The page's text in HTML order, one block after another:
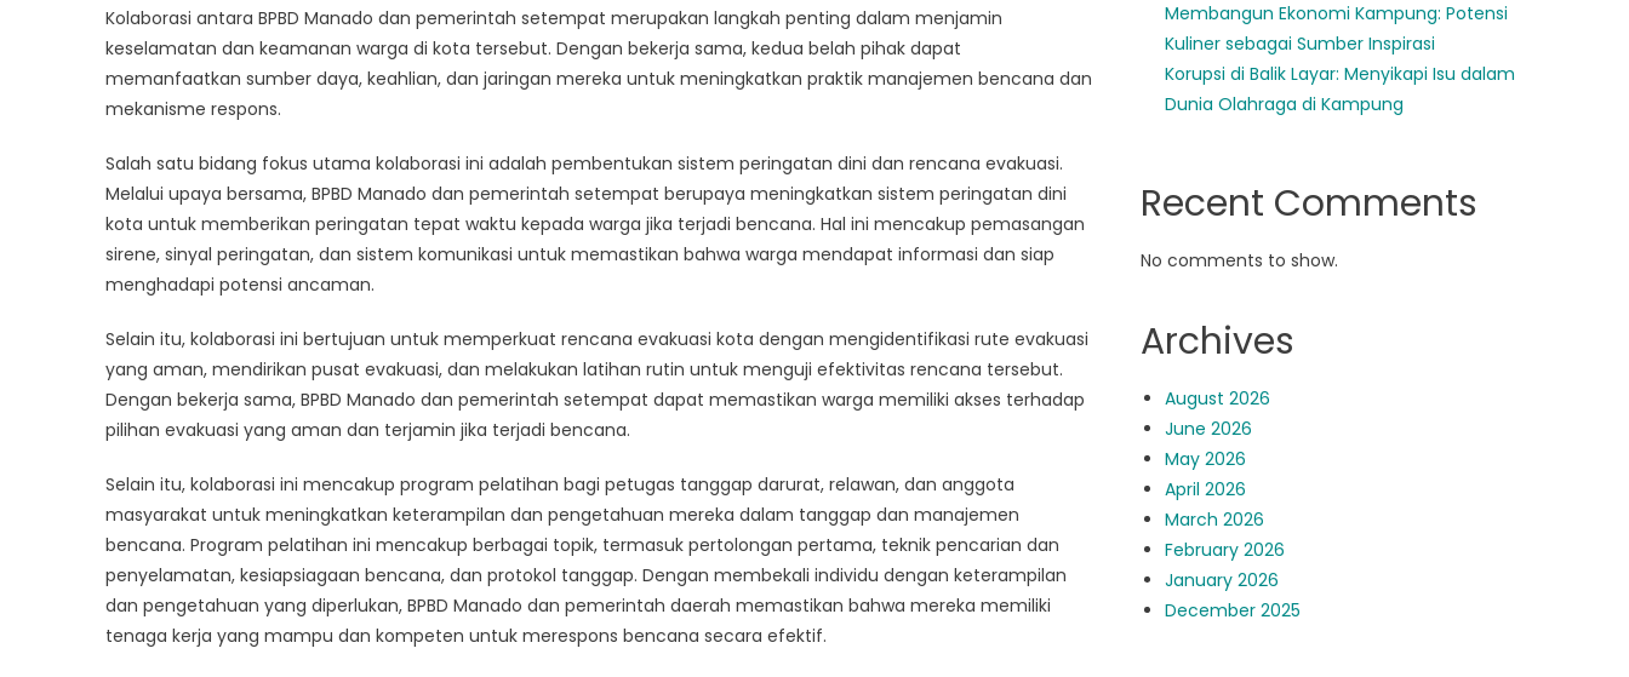
Tanggap
Bencana
Kolaborasi antara BPBD Manado dan pemerintah setempat merupakan langkah penting dalam menjamin
keselamatan dan keamanan warga di kota tersebut. Dengan bekerja sama, kedua belah pihak dapat
memanfaatkan sumber daya, keahlian, dan jaringan mereka untuk meningkatkan praktik manajemen bencana dan
mekanisme respons.
Salah satu bidang fokus utama kolaborasi ini adalah pembentukan sistem peringatan dini dan rencana evakuasi.
Melalui upaya bersama, BPBD Manado dan pemerintah setempat berupaya meningkatkan sistem peringatan dini
kota untuk memberikan peringatan tepat waktu kepada warga jika terjadi bencana. Hal ini mencakup pemasangan
sirene, sinyal peringatan, dan sistem komunikasi untuk memastikan bahwa warga mendapat informasi dan siap
menghadapi potensi ancaman.
Selain itu, kolaborasi ini bertujuan untuk memperkuat rencana evakuasi kota dengan mengidentifikasi rute evakuasi
yang aman, mendirikan pusat evakuasi, dan melakukan latihan rutin untuk menguji efektivitas rencana tersebut.
Dengan bekerja sama, BPBD Manado dan pemerintah setempat dapat memastikan warga memiliki akses terhadap
pilihan evakuasi yang aman dan terjamin jika terjadi bencana.
Selain itu, kolaborasi ini mencakup program pelatihan bagi petugas tanggap darurat, relawan, dan anggota
masyarakat untuk meningkatkan keterampilan dan pengetahuan mereka dalam tanggap dan manajemen
bencana. Program pelatihan ini mencakup berbagai topik, termasuk pertolongan pertama, teknik pencarian dan
penyelamatan, kesiapsiagaan bencana, dan protokol tanggap. Dengan membekali individu dengan keterampilan
dan pengetahuan yang diperlukan, BPBD Manado dan pemerintah daerah memastikan bahwa mereka memiliki
tenaga kerja yang mampu dan kompeten untuk merespons bencana secara efektif.
Membangun Ekonomi Kampung: Potensi
Kuliner sebagai Sumber Inspirasi
Korupsi di Balik Layar: Menyikapi Isu dalam
Dunia Olahraga di Kampung
Recent Comments
No comments to show.
Archives
August 2026
June 2026
May 2026
April 2026
March 2026
February 2026
January 2026
December 2025